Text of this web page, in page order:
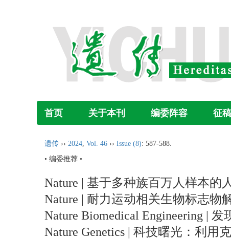
首页 关于本刊 编委阵容 征
遗传 ›› 2024, Vol. 46 ›› Issue (8): 587-588.
• 编委推荐 •
Nature | 基于多种族百万人样本的
Nature | 耐力运动相关生物标志物
Nature Biomedical Engineering |
Nature Genetics | 科技曙光：利用